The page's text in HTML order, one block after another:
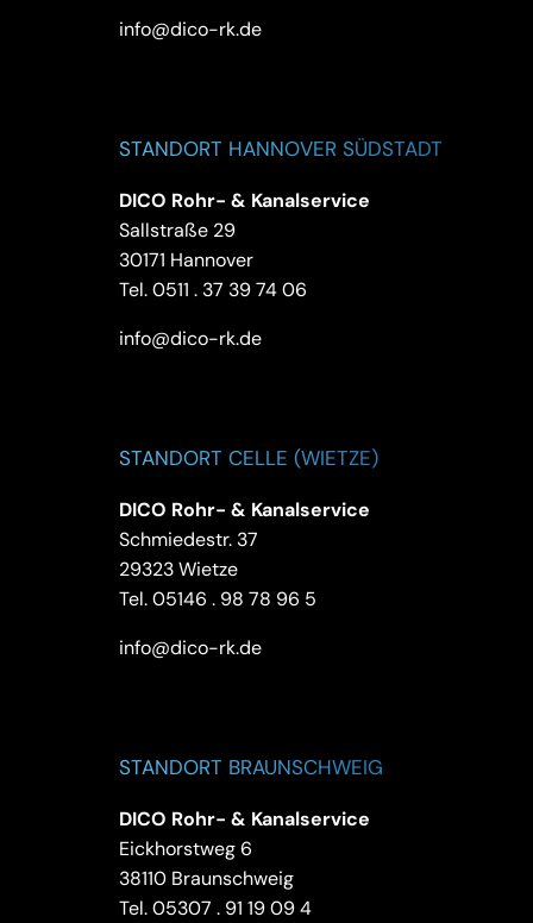
info@dico-rk.de
STANDORT HANNOVER SÜDSTADT
DICO Rohr- & Kanalservice
Sallstraße 29
30171 Hannover
Tel.0511 . 37 39 74 06
info@dico-rk.de
STANDORT CELLE (WIETZE)
DICO Rohr- & Kanalservice
Schmiedestr. 37
29323 Wietze
Tel.05146 . 98 78 96 5
info@dico-rk.de
STANDORT BRAUNSCHWEIG
DICO Rohr- & Kanalservice
Eickhorstweg 6
38110 Braunschweig
Tel.05307 . 91 19 09 4